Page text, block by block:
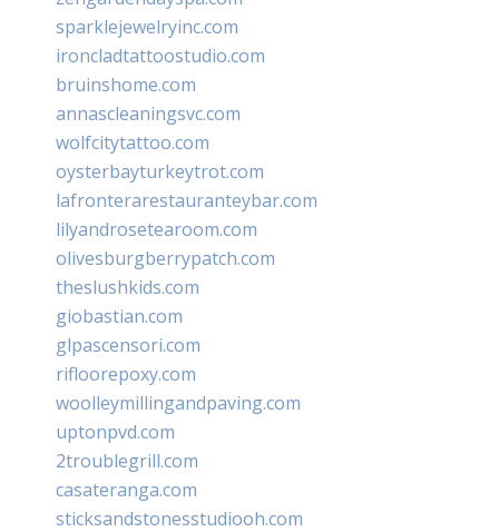
sparklejewelryinc.com
ironcladtattoostudio.com
bruinshome.com
annascleaningsvc.com
wolfcitytattoo.com
oysterbayturkeytrot.com
lafronterarestauranteybar.com
lilyandrosetearoom.com
olivesburgberrypatch.com
theslushkids.com
giobastian.com
glpascensori.com
rifloorepoxy.com
woolleymillingandpaving.com
uptonpvd.com
2troublegrill.com
casateranga.com
sticksandstonesstudiooh.com